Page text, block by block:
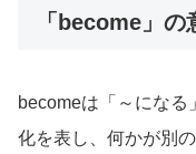
「become」
becomeは「～にな
化を表し、何かが別